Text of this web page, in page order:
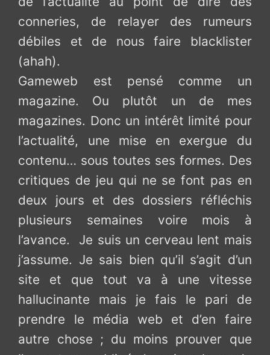
conneries, de relayer des rumeurs
débiles et de nous faire blacklister
(ahah).
Gameweb est pensé comme un
magazine. Ou plutôt un de mes
magazines. Donc un intérêt limité pour
l’actualité, une mise en exergue du
contenu… sous toutes ses formes. Des
critiques de jeu qui ne se font pas en
deux jours et des dossiers réfléchis
plusieurs semaines voire mois à
l’avance. Je suis un cerveau lent mais
j’assume. Je sais bien qu’il s’agit d’un
site et que tout va à une vitesse
hallucinante mais je fais le pari de
prendre le média web et d’en faire
autre chose ; du moins prouver que